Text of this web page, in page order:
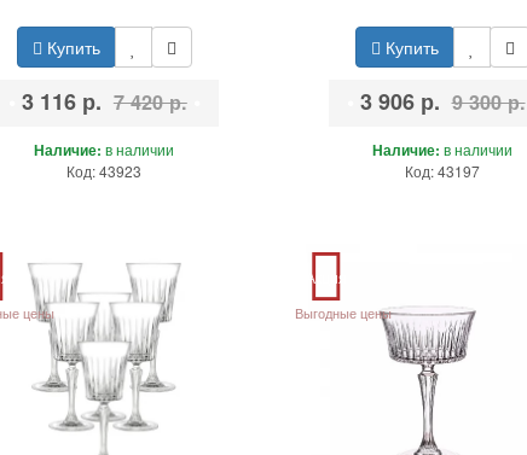
Купить
3 116 р. 7 420 р.
Наличие: в наличии
Код: 43923
Купить
3 906 р. 9 300 р.
Наличие: в наличии
Код: 43197
цены
Акция
Выгодные цены